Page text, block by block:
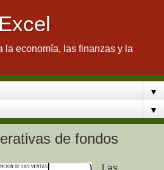
la economía, las finanzas y la
▼
▼
de fondos
Las